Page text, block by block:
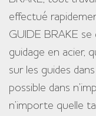
effectué
GUIDE BRAKE
guidage en acier,
sur les guides
possible dans
n’importe quelle